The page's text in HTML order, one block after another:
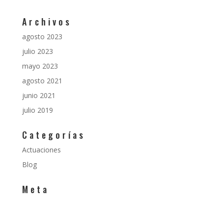
Archivos
agosto 2023
julio 2023
mayo 2023
agosto 2021
junio 2021
julio 2019
Categorías
Actuaciones
Blog
Meta